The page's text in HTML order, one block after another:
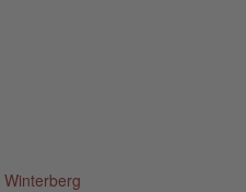
Winterberg